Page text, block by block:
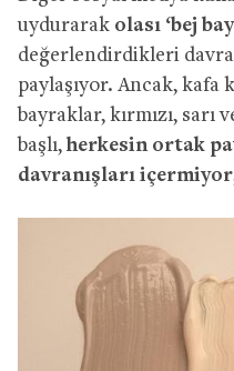
uydurarak olası ‘bej
değerlendirdikleri
paylaşıyor. Ancak, kafa
bayraklar, kırmızı,
başlı, herkesin ortak
davranışları içermiyor